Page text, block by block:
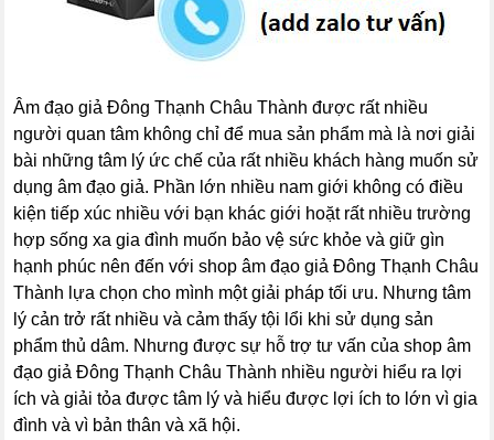
Âm đạo giả Đông Thạnh Châu Thành được rất nhiều
người quan tâm không chỉ để mua sản phẩm mà là nơi giải
bài những tâm lý ức chế của rất nhiều khách hàng muốn sử
dụng âm đạo giả. Phần lớn nhiều nam giới không có điều
kiện tiếp xúc nhiều với bạn khác giới hoặt rất nhiều trường
hợp sống xa gia đình muốn bảo vệ sức khỏe và giữ gìn
hạnh phúc nên đến với shop âm đạo giả Đông Thạnh Châu
Thành lựa chọn cho mình một giải pháp tối ưu. Nhưng tâm
lý cản trở rất nhiều và cảm thấy tội lổi khi sử dụng sản
phẩm thủ dâm. Nhưng được sự hỗ trợ tư vấn của shop âm
đạo giả Đông Thạnh Châu Thành nhiều người hiểu ra lợi
ích và giải tỏa được tâm lý và hiểu được lợi ích to lớn vì gia
đình và vì bản thân và xã hội.